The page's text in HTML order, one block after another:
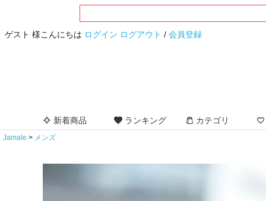
ゲスト 様こんにちは ログイン ログアウト / 会員登録
新着商品 ランキング カテゴリ
Jamale メンズ